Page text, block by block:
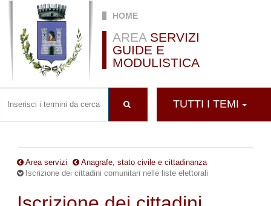
Salta al contenuto principale
HOME
AREASERVIZI
GUIDE E
MODULISTICA
TUTTI I TEMI
Area servizi
Anagrafe, stato civile e cittadinanza
Iscrizione dei cittadini comunitari nelle liste elettorali